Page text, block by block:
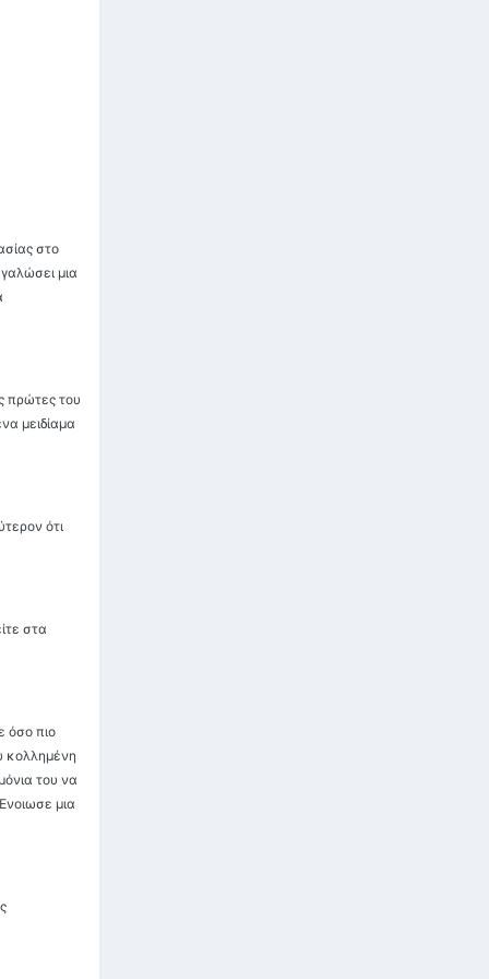
στο
μια
πρώτες του
μειδίαμα
ότι
στα
όσο πιο
κολλημένη
του να
μια